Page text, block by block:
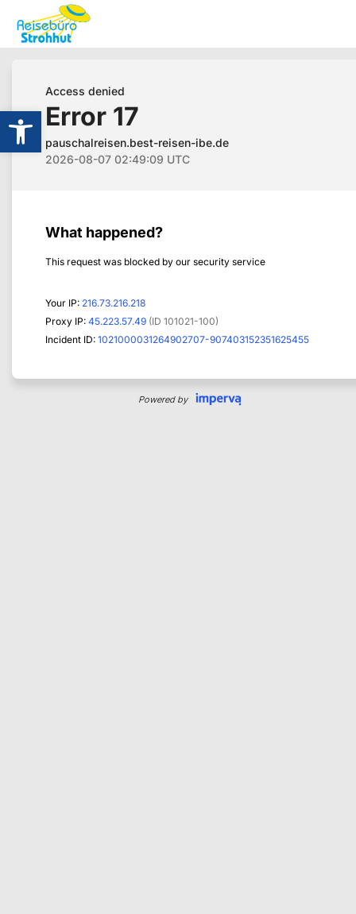
Werkzeugleiste öffnen